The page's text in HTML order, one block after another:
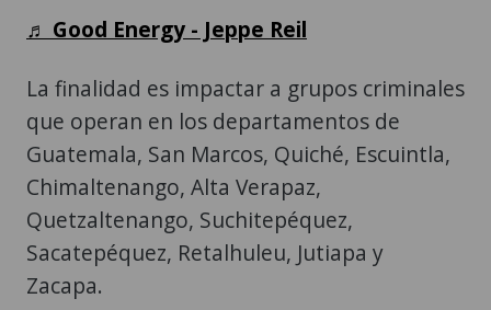
♬ Good Energy - Jeppe Reil
La finalidad es impactar a grupos criminales
que operan en los departamentos de
Guatemala, San Marcos, Quiché, Escuintla,
Chimaltenango, Alta Verapaz,
Quetzaltenango, Suchitepéquez,
Sacatepéquez, Retalhuleu, Jutiapa y
Zacapa.